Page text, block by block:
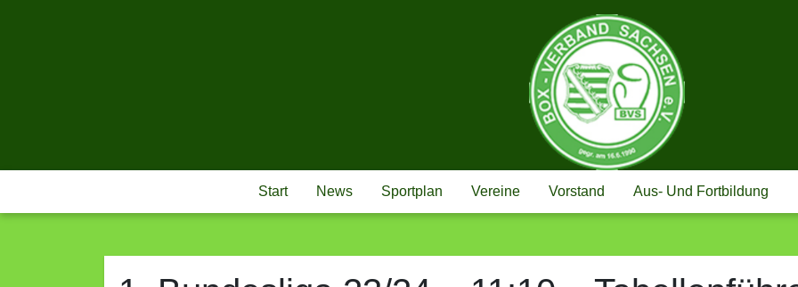
BOX-
Start News Sportplan Vereine Vorstand Aus- Und Fortbildung